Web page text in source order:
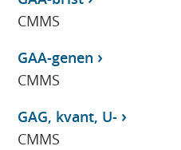
CMMS
GAA-genen
CMMS
GAG, kvant, U-
CMMS